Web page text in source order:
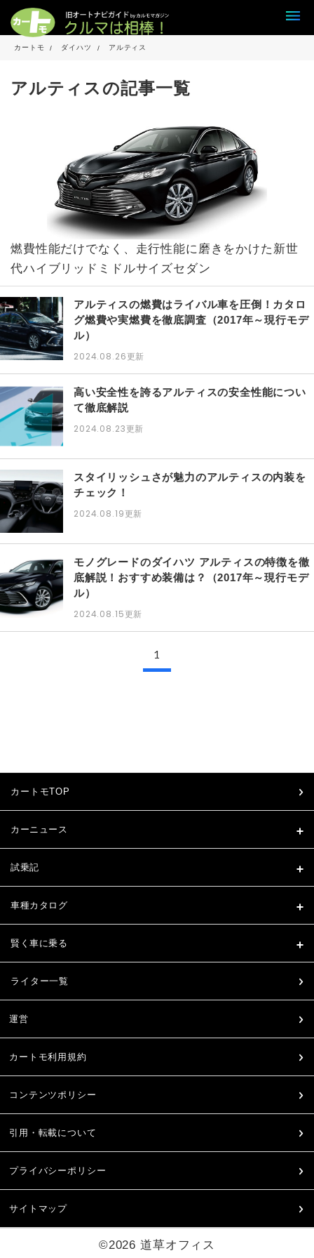
カートモ ダイハツ アルティス
アルティスの記事一覧
燃費性能だけでなく、走行性能に磨きをかけた新世
代ハイブリッドミドルサイズセダン
アルティスの燃費はライバル車を圧倒！カタロ
グ燃費や実燃費を徹底調査（2017年～現行モデ
ル）
2024.08.26更新
高い安全性を誇るアルティスの安全性能につい
て徹底解説
2024.08.23更新
スタイリッシュさが魅力のアルティスの内装を
チェック！
2024.08.19更新
モノグレードのダイハツ アルティスの特徴を徹
底解説！おすすめ装備は？（2017年～現行モデ
ル）
2024.08.15更新
1
カートモTOP
カーニュース
試乗記
車種カタログ
賢く車に乗る
ライター一覧
運営
カートモ利用規約
コンテンツポリシー
引用・転載について
プライバシーポリシー
サイトマップ
©2026 道草オフィス